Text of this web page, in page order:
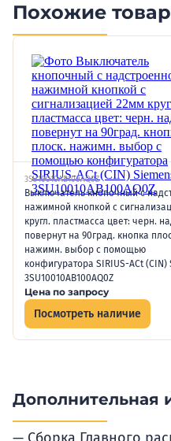
Похожие
3SU10010AB100AQ0Z
Выключатель кнопочный с
нажимной кнопкой с
кругл. пластмасса цвет: черн.
повернут на 90град. кнопка
нажимн. выбор с помощью
конфигуратора SIRIUS-ACt (CIN)
3SU10010AB100AQ0Z
Цена по запросу
Посмотреть наличие
Дополнительная